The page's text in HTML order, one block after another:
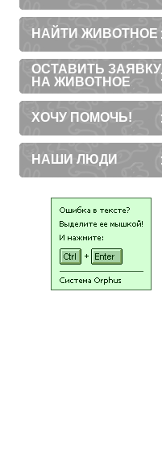
НАЙТИ ЖИВОТНОЕ
ОСТАВИТЬ ЗАЯВКУ
НА ЖИВОТНОЕ
ХОЧУ ПОМОЧЬ!
НАШИ ЛЮДИ